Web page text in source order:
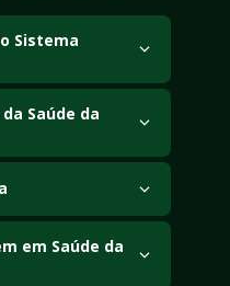
Sistema
Saúde da
em Saúde da